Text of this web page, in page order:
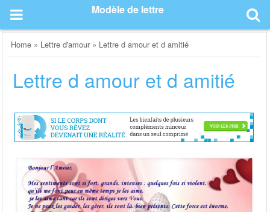
content
Modèle de lettre
Home » Lettre d'amour » Lettre d amour et d amitié
Lettre d amour et d amitié